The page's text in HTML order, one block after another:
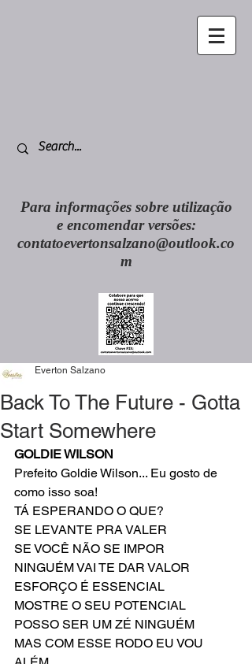
Para informações sobre utilização
e encomendar versões:
contatoevertonsalzano@outlook.co
m
Back To The Future - Gotta
Start Somewhere
Everton Salzano
GOLDIE WILSON
Prefeito Goldie Wilson... Eu gosto de
como isso soa!
TÁ ESPERANDO O QUE?
SE LEVANTE PRA VALER
SE VOCÊ NÃO SE IMPOR
NINGUÉM VAI TE DAR VALOR
ESFORÇO É ESSENCIAL
MOSTRE O SEU POTENCIAL
POSSO SER UM ZÉ NINGUÉM
MAS COM ESSE RODO EU VOU